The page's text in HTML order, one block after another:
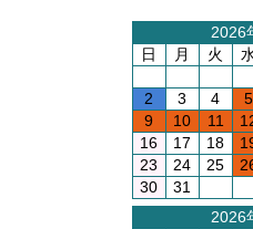
2026
日
月 火
2
3 4 5
9
10 11
16
17 18
23
24 25
30
31
2026